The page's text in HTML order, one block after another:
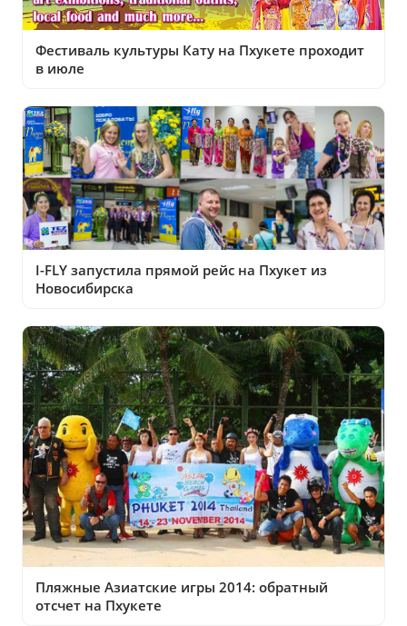
Фестиваль культуры Кату на Пхукете проходит
в июле
I-FLY запустила прямой рейс на Пхукет из
Новосибирска
Пляжные Азиатские игры 2014: обратный
отсчет на Пхукете